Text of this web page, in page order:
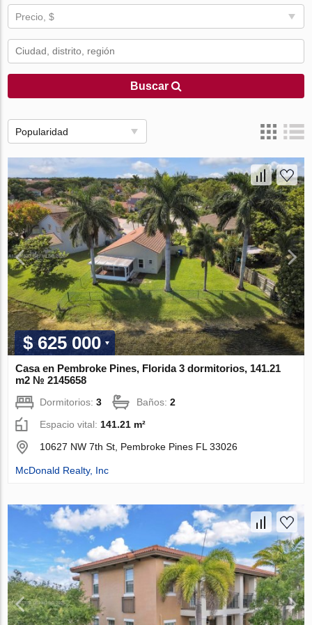
Precio, $
Buscar
Popularidad
$ 625 000
Casa en Pembroke Pines, Florida 3 dormitorios, 141.21
m2 № 2145658
Dormitorios:3 Baños:2
Espacio vital: 141.21 m²
10627 NW 7th St, Pembroke Pines FL 33026
McDonald Realty, Inc